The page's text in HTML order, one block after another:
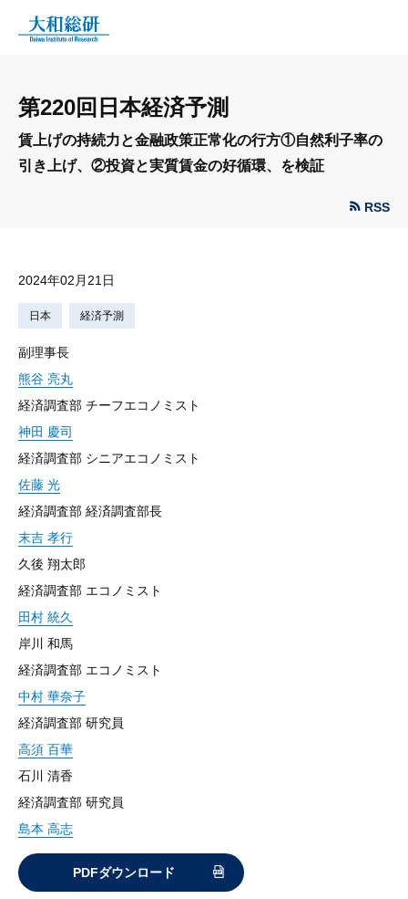
第220回日本経済予測
賃上げの持続力と金融政策正常化の行方①自然利子率の
引き上げ、②投資と実質賃金の好循環、を検証
RSS
2024年02月21日
日本 経済予測
副理事長
熊谷 亮丸
経済調査部 チーフエコノミスト
神田 慶司
経済調査部 シニアエコノミスト
佐藤 光
経済調査部 経済調査部長
末吉 孝行
久後 翔太郎
経済調査部 エコノミスト
田村 統久
岸川 和馬
経済調査部 エコノミスト
中村 華奈子
経済調査部 研究員
高須 百華
石川 清香
経済調査部 研究員
島本 高志
PDFダウンロード